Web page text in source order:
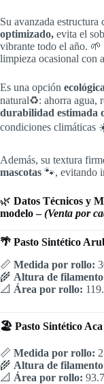
Su avanzada estructura
optimizado, evita el
vibrante todo el año.
limpieza ocasional con
Es una opción
natural♻️: ahorra agua,
durabilidad estimada
condiciones climáticas
Además, su textura
mascotas 🐾, evitando
🌿 Datos Técnicos y
modelo –(Venta por
🌴 Pasto Sintético
📏 Medida por rollo:
🌾 Altura de
📐 Área por rollo:
🏖️ Pasto Sintético
📏 Medida por rollo:
🌾 Altura de
📐 Área por rollo: